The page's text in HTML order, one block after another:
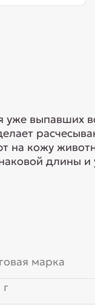
уже выпавших
на кожу
длины
марка